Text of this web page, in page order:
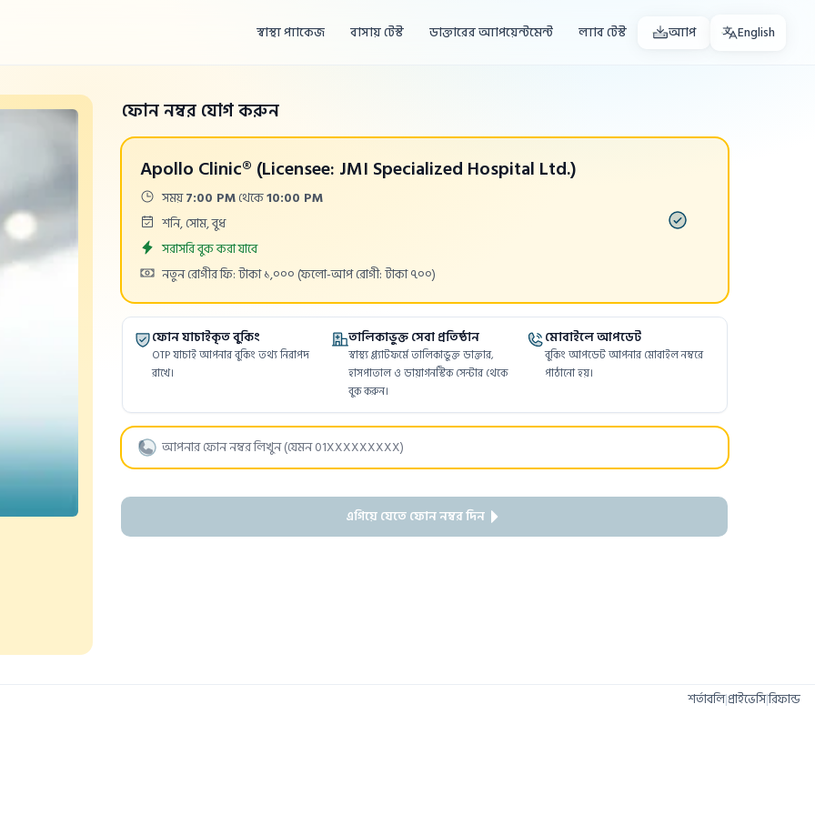
স্বাস্থ্য প্যাকেজ বাসায় টেস্ট ডাক্তারের অ্যাপয়েন্টমেন্ট ল্যাব টেস্ট অ্যাপ English
ফোন নম্বর যোগ করুন
Apollo Clinic® (Licensee: JMI Specialized Hospital Ltd.)
Time:সময়7:00 PMথেকে10:00 PM
Days:শনি, সোম, বুধ
Appointment
সরাসরি বুক করা যাবে
Cost:নতুন রোগীর ফি: টাকা ১,০০০(ফলো-আপ রোগী: টাকা ৭০০)
ফোন যাচাইকৃত বুকিং
OTP যাচাই আপনার বুকিং তথ্য নিরাপদ
রাখে।
তালিকাভুক্ত সেবা প্রতিষ্ঠান
স্বাস্থ্য প্ল্যাটফর্মে তালিকাভুক্ত ডাক্তার,
হাসপাতাল ও ডায়াগনস্টিক সেন্টার থেকে
বুক করুন।
মোবাইলে আপডেট
বুকিং আপডেট আপনার মোবাইল নম্বরে
পাঠানো হয়।
এগিয়ে যেতে ফোন নম্বর দিন
শর্তাবলি|প্রাইভেসি|রিফান্ড